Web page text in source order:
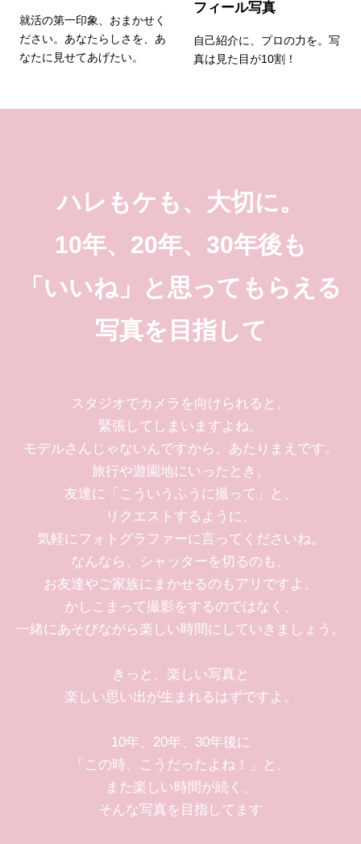
就活の第一印象、おまかせく
ださい。あなたらしさを、あ
なたに見せてあげたい。
フィール写真
自己紹介に、プロの力を。写
真は見た目が10割！
ハレもケも、大切に。
10年、20年、30年後も
「いいね」と 思ってもらえる
写真を目指して
スタジオでカメラを向けられると、
緊張してしまいますよね。
モデルさんじゃないんですから、あたりまえです。
旅行や遊園地にいったとき、
友達に「こういうふうに撮って」と、
リクエストするように、
気軽にフォトグラファーに言ってくださいね。
なんなら、シャッターを切るのも、
お友達やご家族にまかせるのもアリですよ。
かしこまって撮影をするのではなく、
一緒にあそびながら楽しい時間にしていきましょう。
きっと、楽しい写真と
楽しい思い出が生まれるはずですよ。
10年、20年、30年後に
「この時、こうだったよね！」と、
また楽しい時間が続く、
そんな写真を目指してます